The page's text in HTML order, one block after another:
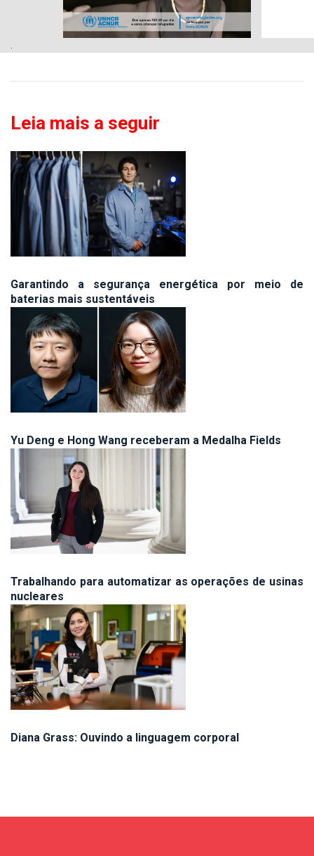
.
Leia mais a seguir
Garantindo a segurança energética por meio de
baterias mais sustentáveis
Yu Deng e Hong Wang receberam a Medalha Fields
Trabalhando para automatizar as operações de usinas
nucleares
Diana Grass: Ouvindo a linguagem corporal